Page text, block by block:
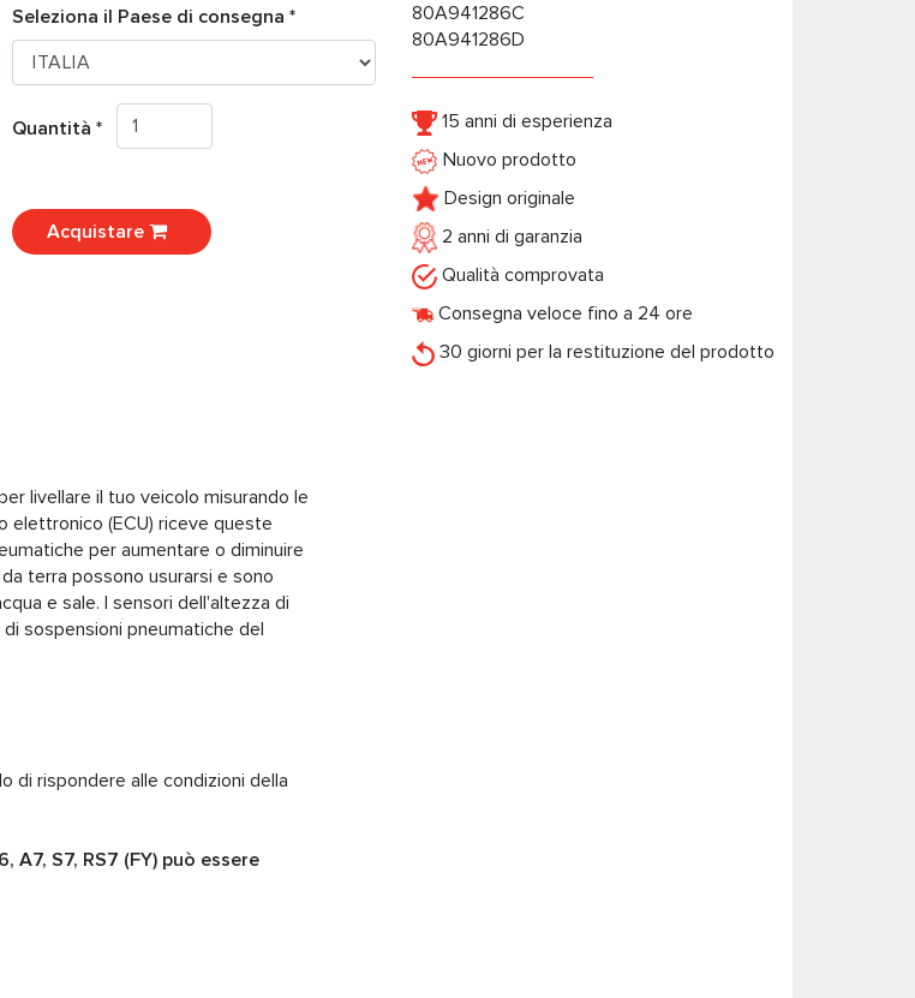
Seleziona il Paese di consegna *
Quantità *
Acquistare
80A941286C
80A941286D
15 anni di esperienza
Nuovo prodotto
Design originale
2 anni di garanzia
Qualità comprovata
Consegna veloce fino a 24 ore
30 giorni per la restituzione del prodotto
livellare il tuo veicolo misurando le
elettronico (ECU) riceve queste
per aumentare o diminuire
terra possono usurarsi e sono
e sale. I sensori dell'altezza di
sospensioni pneumatiche del
di rispondere alle condizioni della
S7, RS7 (FY) può essere